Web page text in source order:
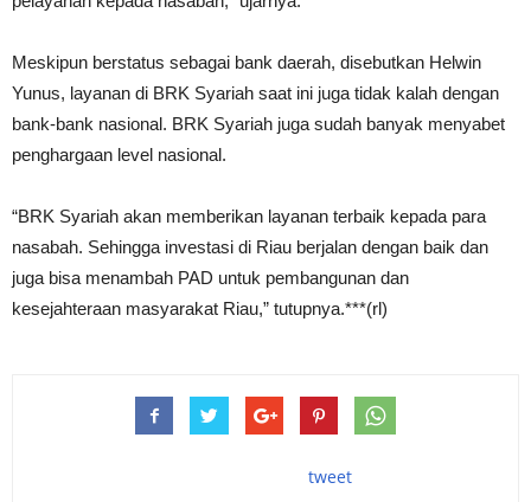
Meskipun berstatus sebagai bank daerah, disebutkan Helwin
Yunus, layanan di BRK Syariah saat ini juga tidak kalah dengan
bank-bank nasional. BRK Syariah juga sudah banyak menyabet
penghargaan level nasional.
“BRK Syariah akan memberikan layanan terbaik kepada para
nasabah. Sehingga investasi di Riau berjalan dengan baik dan
juga bisa menambah PAD untuk pembangunan dan
kesejahteraan masyarakat Riau,” tutupnya.***(rl)
tweet